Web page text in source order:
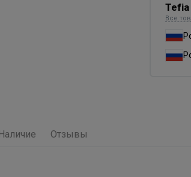
Tefia
Все
Наличие Отзывы